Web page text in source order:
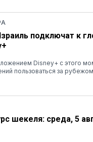
подключат к
Disney+ с этого
пользоваться за рубежом
шекеля: среда, 5